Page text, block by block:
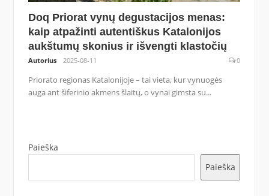
Doq Priorat vynų degustacijos menas:
kaip atpažinti autentiškus Katalonijos
aukštumų skonius ir išvengti klastočių
Autorius 2025-08-11 0
Priorato regionas Katalonijoje – tai vieta, kur vynuogės
auga ant šiferinio akmens šlaitų, o vynai gimsta su...
Paieška
Paieška